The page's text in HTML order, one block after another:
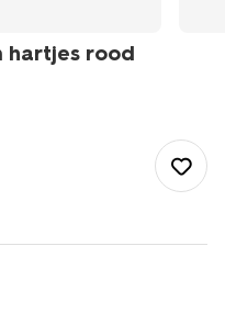
hartjes rood